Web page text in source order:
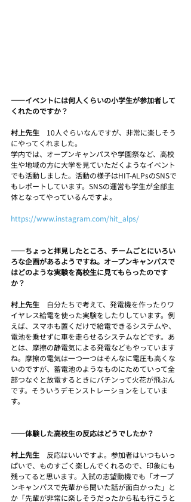
――イベントには何人くらいの小学生が参加者して
くれたのですか？
村上先生 10人ぐらいなんですが、非常に楽しそう
にやってくれました。
学内では、オープンキャンパスや学園祭など、高校
生や地域の方に大学を見ていただくようなイベント
でも活動しました。活動の様子はHIT-ALPsのSNSで
もレポートしています。SNSの運営も学生が全部主
体となってやっているんですよ。
https://www.instagram.com/hit_alps/
――ちょっと拝見したところ、チームごとにいろい
ろな企画があるようですね。オープンキャンパスで
はどのような実験を高校生に見てもらったのです
か？
村上先生
自分たちで考えて、発電機を作ったりワ
イヤレス給電を使った実験をしたりしています。例
えば、スマホも置くだけで給電できるシステムや、
電池を乗せずに車を走らせるシステムなどです。あ
とは、摩擦の静電気による発電などもやっています
ね。摩擦の電気は一つ一つはそんなに電圧も高くな
いのですが、蓄電池のようなものにためていって全
部つなぐと放電するときにバチンって火花が飛ぶん
です。そういうデモンストレーションをしていま
す。
――体験した高校生の反応はどうでしたか？
村上先生 反応はいいですよ。参加者はいつもいっ
ぱいで、ものすごく楽しんでくれるので、印象にも
残ってると思います。入試の志望動機でも「オープ
ンキャンパスで先輩から聞いた話が面白かった」と
か「先輩が非常に楽しそうだったから私も行こうと